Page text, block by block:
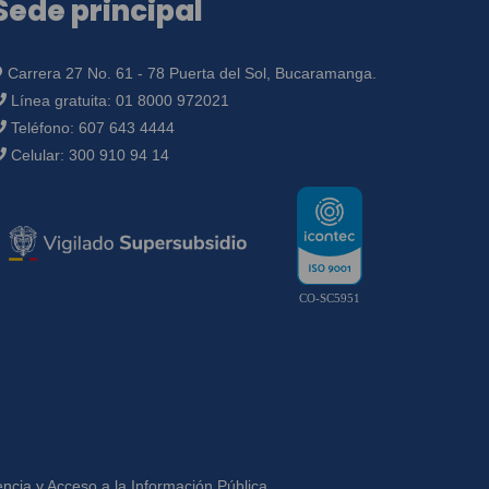
principal
Carrera 27 No. 61 - 78 Puerta del Sol, Bucaramanga.
Línea gratuita: 01 8000 972021
Teléfono: 607 643 4444
Celular: 300 910 94 14
CO-SC5951